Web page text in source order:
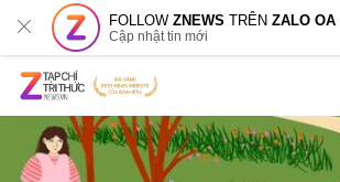
FOLLOWZNEWS TRÊNZALO OA
Cập nhật tin mới